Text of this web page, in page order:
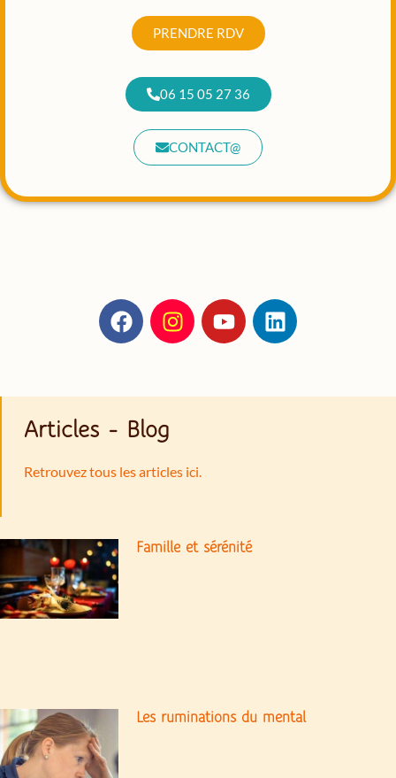
PRENDRE RDV
06 15 05 27 36
CONTACT@
Articles - Blog
Retrouvez tous les articles ici.
Famille et sérénité
Les ruminations du mental